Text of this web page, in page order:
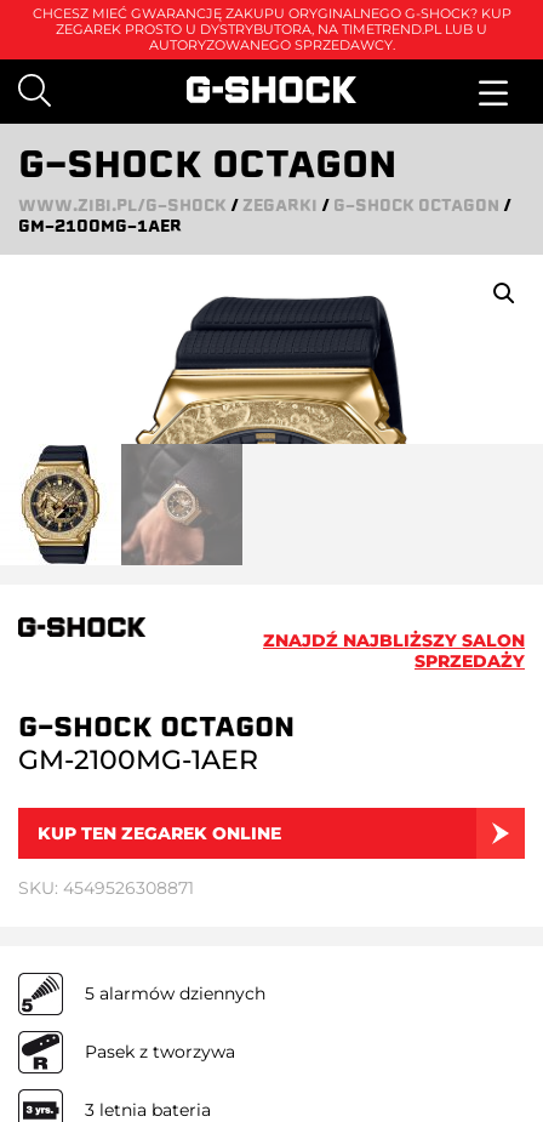
CHCESZ MIEĆ GWARANCJĘ ZAKUPU ORYGINALNEGO G-SHOCK? KUP
ZEGAREK PROSTO U DYSTRYBUTORA, NA TIMETREND.PL LUB U
AUTORYZOWANEGO SPRZEDAWCY.
G-SHOCK OCTAGON
WWW.ZIBI.PL/G-SHOCK / ZEGARKI / G-SHOCK OCTAGON /
GM-2100MG-1AER
ZNAJDŹ NAJBLIŻSZY SALON
SPRZEDAŻY
G-SHOCK OCTAGON
GM-2100MG-1AER
KUP TEN ZEGAREK ONLINE
SKU: 4549526308871
5 alarmów dziennych
Pasek z tworzywa
3 letnia bateria